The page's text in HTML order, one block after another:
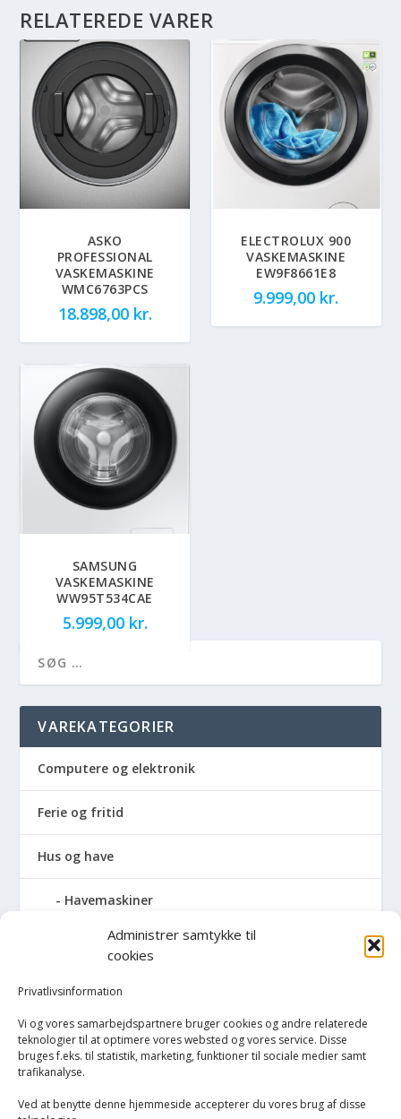
Administrer samtykke til
cookies
Privatlivsinformation
Vi og vores samarbejdspartnere bruger cookies og andre relaterede
teknologier til at optimere vores websted og vores service. Disse
bruges f.eks. til statistik, marketing, funktioner til sociale medier samt
trafikanalyse.
Ved at benytte denne hjemmeside accepterer du vores brug af disse
RELATEREDE VARER
ASKO
PROFESSIONAL
VASKEMASKINE
WMC6763PCS
18.898,00 kr.
ELECTROLUX 900
VASKEMASKINE
EW9F8661E8
9.999,00 kr.
SAMSUNG
VASKEMASKINE
WW95T534CAE
5.999,00 kr.
VAREKATEGORIER
Computere og elektronik
Ferie og fritid
Hus og have
Havemaskiner
Hvidevarer
Køkken
Opvarmning
Rengøring